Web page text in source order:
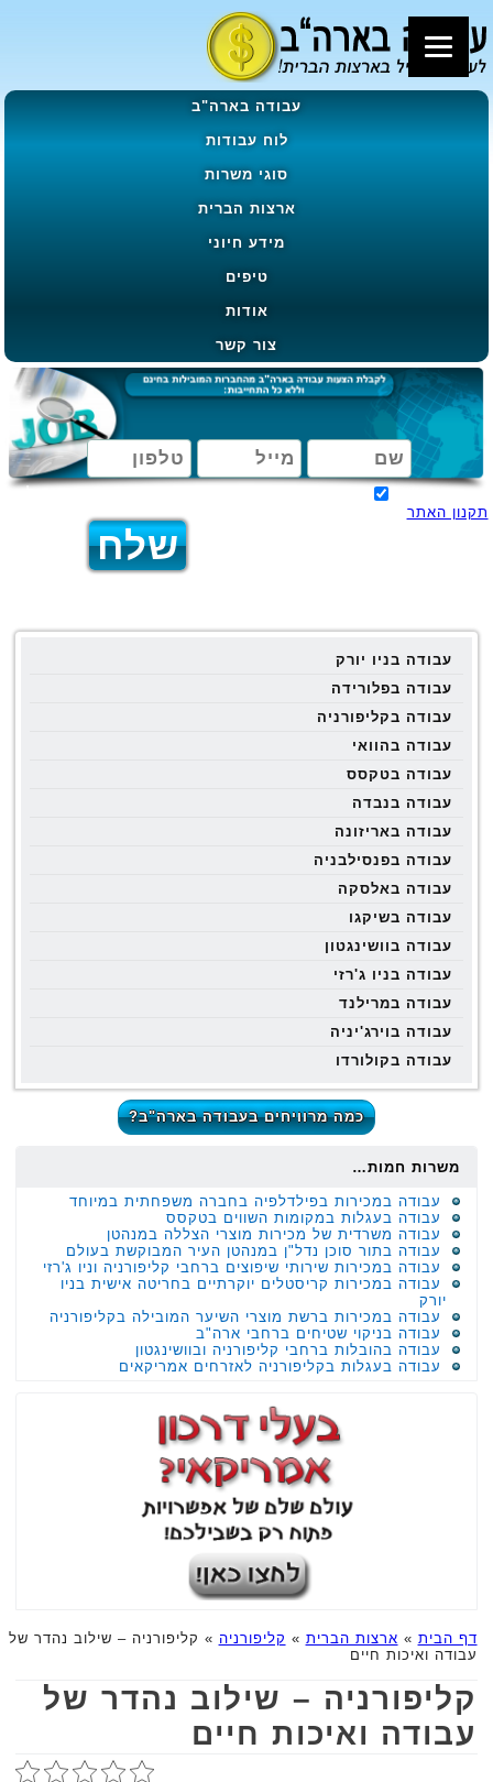
עבודה בארה"ב
לוח עבודות
סוגי משרות
ארצות הברית
מידע חיוני
טיפים
אודות
צור קשר
תקנון האתר
עבודה בניו יורק
עבודה בפלורידה
עבודה בקליפורניה
עבודה בהוואי
עבודה בטקסס
עבודה בנבדה
עבודה באריזונה
עבודה בפנסילבניה
עבודה באלסקה
עבודה בשיקגו
עבודה בוושינגטון
עבודה בניו ג'רזי
עבודה במרילנד
עבודה בוירג'יניה
עבודה בקולורדו
כמה מרוויחים בעבודה בארה"ב?
משרות חמות…
עבודה במכירות בפילדלפיה בחברה משפחתית במיוחד
עבודה בעגלות במקומות השווים בטקסס
עבודה משרדית של מכירות מוצרי הצללה במנהטן
עבודה בתור סוכן נדל"ן במנהטן העיר המבוקשת בעולם
עבודה במכירות שירותי שיפוצים ברחבי קליפורניה וניו ג'רזי
עבודה במכירות קריסטלים יוקרתיים בחריטה אישית בניו
יורק
עבודה במכירות ברשת מוצרי השיער המובילה בקליפורניה
עבודה בניקוי שטיחים ברחבי ארה"ב
עבודה בהובלות ברחבי קליפורניה ובוושינגטון
עבודה בעגלות בקליפורניה לאזרחים אמריקאים
דף הבית » ארצות הברית » קליפורניה » קליפורניה – שילוב נהדר של
עבודה ואיכות חיים
קליפורניה – שילוב נהדר של
עבודה ואיכות חיים